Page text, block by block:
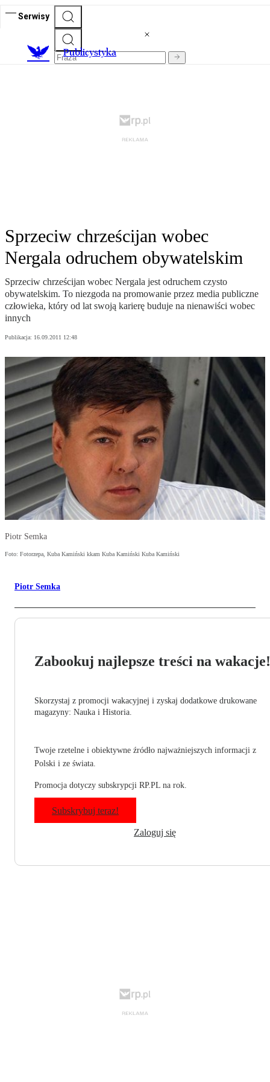
Serwisy
Publicystyka
Sprzeciw chrześcijan wobec
Nergala odruchem obywatelskim
Sprzeciw chrześcijan wobec Nergala jest odruchem czysto
obywatelskim. To niezgoda na promowanie przez media publiczne
człowieka, który od lat swoją karierę buduje na nienawiści wobec
innych
Publikacja: 16.09.2011 12:48
Piotr Semka
Foto: Fotorzepa, Kuba Kamiński kkam Kuba Kamiński Kuba Kamiński
Piotr Semka
Zabookuj najlepsze treści na wakacje!
Skorzystaj z promocji wakacyjnej i zyskaj dodatkowe drukowane
magazyny: Nauka i Historia.
Twoje rzetelne i obiektywne źródło najważniejszych informacji z
Polski i ze świata.
Promocja dotyczy subskrypcji RP.PL na rok.
Subskrybuj teraz!
Zaloguj się